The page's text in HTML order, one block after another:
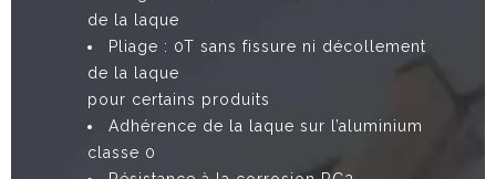
de la laque
Pliage : 0T sans fissure ni décollement
de la laque
pour certains produits
Adhérence de la laque sur l’aluminium
classe 0